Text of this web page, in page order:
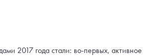
2017 года стали: во-первых, активное